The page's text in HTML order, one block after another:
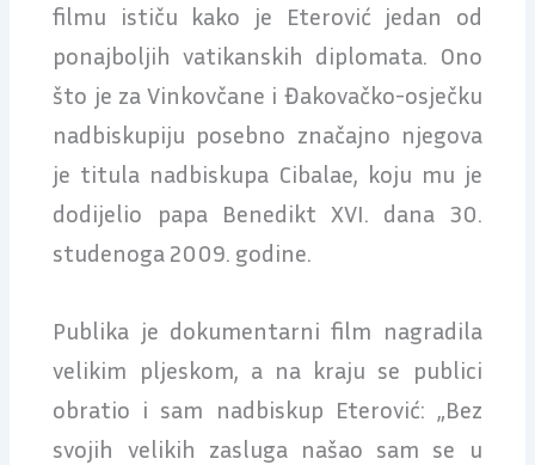
filmu ističu kako je Eterović jedan od
ponajboljih vatikanskih diplomata. Ono
što je za Vinkovčane i Đakovačko-osječku
nadbiskupiju posebno značajno njegova
je titula nadbiskupa Cibalae, koju mu je
dodijelio papa Benedikt XVI. dana 30.
studenoga 2009. godine.
Publika je dokumentarni film nagradila
velikim pljeskom, a na kraju se publici
obratio i sam nadbiskup Eterović: „Bez
svojih velikih zasluga našao sam se u